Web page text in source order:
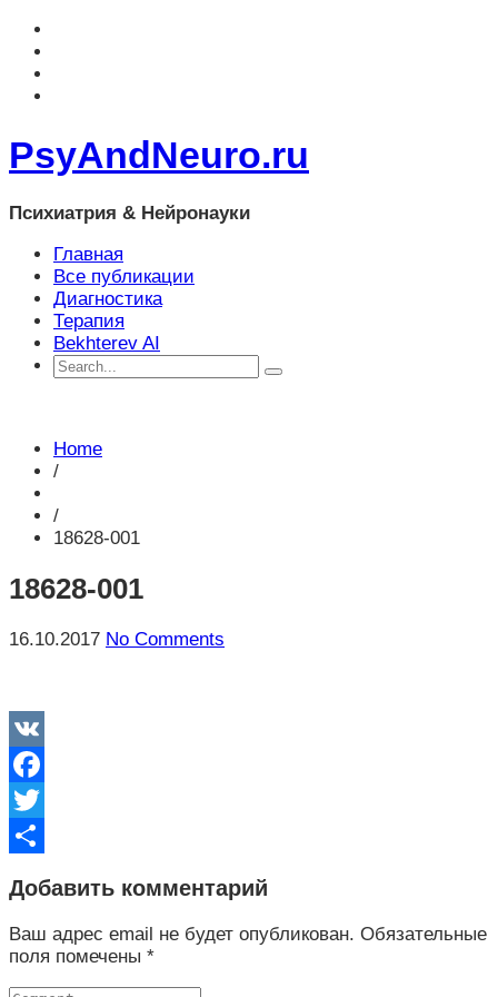
PsyAndNeuro.ru
Психиатрия & Нейронауки
Главная
Все публикации
Диагностика
Терапия
Bekhterev AI
Home
/
/
18628-001
18628-001
16.10.2017 No Comments
VK
Facebook
Twitter
Добавить комментарий
Ваш адрес email не будет опубликован. Обязательные
поля помечены *